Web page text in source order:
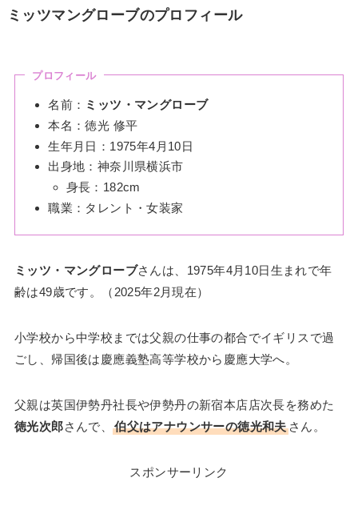
ミッツマングローブのプロフィール
プロフィール
名前： ミッツ・マングローブ
本名：徳光 修平
生年月日：1975年4月10日
出身地：神奈川県横浜市
身長：182cm
職業：タレント・女装家
ミッツ・マングローブさんは、1975年4月10日生まれで年
齢は49歳です。（2025年2月現在）
小学校から中学校までは父親の仕事の都合でイギリスで過
ごし、帰国後は慶應義塾高等学校から慶應大学へ。
父親は英国伊勢丹社長や伊勢丹の新宿本店店次長を務めた
徳光次郎さんで、伯父はアナウンサーの徳光和夫さん。
スポンサーリンク